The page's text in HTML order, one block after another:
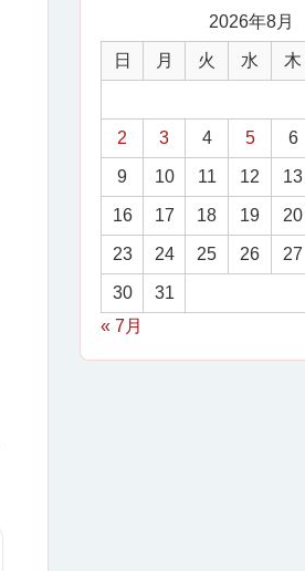
2026年8月
日 月 火 水 木
2 3 4 5 6
9 10 11 12 13
16 17 18 19 20
23 24 25 26 27
30
31
« 7月